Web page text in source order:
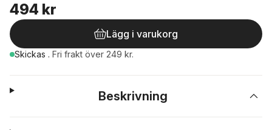
494 kr
Lägg i varukorg
Skickas . Fri frakt över 249 kr.
Beskrivning